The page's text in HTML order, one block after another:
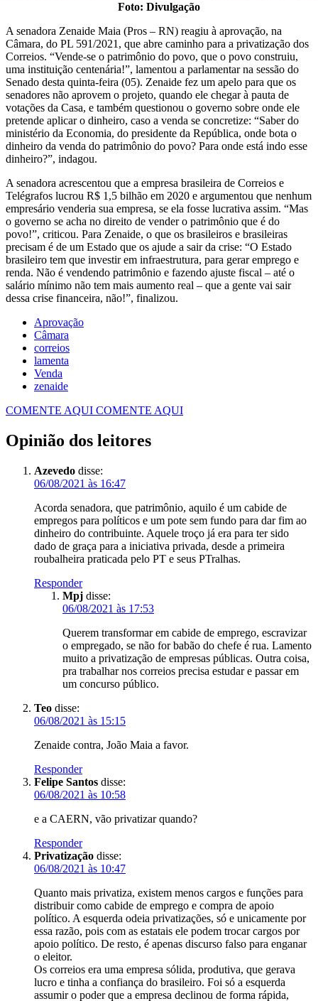
Foto: Divulgação
A senadora Zenaide Maia (Pros – RN) reagiu à aprovação, na
Câmara, do PL 591/2021, que abre caminho para a privatização dos
Correios. “Vende-se o patrimônio do povo, que o povo construiu,
uma instituição centenária!”, lamentou a parlamentar na sessão do
Senado desta quinta-feira (05). Zenaide fez um apelo para que os
senadores não aprovem o projeto, quando ele chegar à pauta de
votações da Casa, e também questionou o governo sobre onde ele
pretende aplicar o dinheiro, caso a venda se concretize: “Saber do
ministério da Economia, do presidente da República, onde bota o
dinheiro da venda do patrimônio do povo? Para onde está indo esse
dinheiro?”, indagou.
A senadora acrescentou que a empresa brasileira de Correios e
Telégrafos lucrou R$ 1,5 bilhão em 2020 e argumentou que nenhum
empresário venderia sua empresa, se ela fosse lucrativa assim. “Mas
o governo se acha no direito de vender o patrimônio que é do
povo!”, criticou. Para Zenaide, o que os brasileiros e brasileiras
precisam é de um Estado que os ajude a sair da crise: “O Estado
brasileiro tem que investir em infraestrutura, para gerar emprego e
renda. Não é vendendo patrimônio e fazendo ajuste fiscal – até o
salário mínimo não tem mais aumento real – que a gente vai sair
dessa crise financeira, não!”, finalizou.
Aprovação
Câmara
correios
lamenta
Venda
zenaide
COMENTE AQUI COMENTE AQUI
Opinião dos leitores
Azevedo disse:
06/08/2021 às 16:47
Acorda senadora, que patrimônio, aquilo é um cabide de
empregos para políticos e um pote sem fundo para dar fim ao
dinheiro do contribuinte. Aquele troço já era para ter sido
dado de graça para a iniciativa privada, desde a primeira
roubalheira praticada pelo PT e seus PTralhas.
Responder
Mpj disse:
06/08/2021 às 17:53
Querem transformar em cabide de emprego, escravizar
o empregado, se não for babão do chefe é rua. Lamento
muito a privatização de empresas públicas. Outra coisa,
pra trabalhar nos correios precisa estudar e passar em
um concurso público.
Teo disse:
06/08/2021 às 15:15
Zenaide contra, João Maia a favor.
Responder
Felipe Santos disse:
06/08/2021 às 10:58
e a CAERN, vão privatizar quando?
Responder
Privatização disse:
06/08/2021 às 10:47
Quanto mais privatiza, existem menos cargos e funções para
distribuir como cabide de emprego e compra de apoio
político. A esquerda odeia privatizações, só e unicamente por
essa razão, pois com as estatais ele podem trocar cargos por
apoio político. De resto, é apenas discurso falso para enganar
o eleitor.
Os correios era uma empresa sólida, produtiva, que gerava
lucro e tinha a confiança do brasileiro. Foi só a esquerda
assumir o poder que a empresa declinou de forma rápida,